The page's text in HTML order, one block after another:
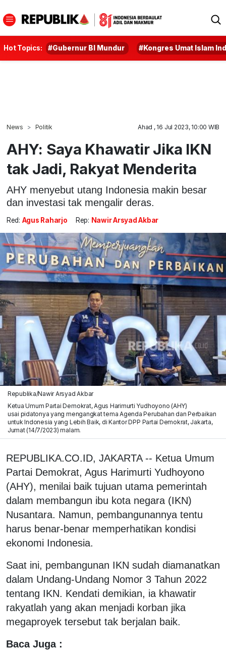
Hot Topics: #Gubernur BI Mundur #Kongres Umat Islam
News Politik Ahad , 16 Jul 2023, 10:00 WIB
AHY: Saya Khawatir Jika IKN
tak Jadi, Rakyat Menderita
AHY menyebut utang Indonesia makin besar
dan investasi tak mengalir deras.
Red: Agus Raharjo Rep: Nawir Arsyad Akbar
Republika/Nawir Arsyad Akbar
Ketua Umum Partai Demokrat, Agus Harimurti Yudhoyono (AHY)
usai pidatonya yang mengangkat tema Agenda Perubahan dan Perbaikan
untuk Indonesia yang Lebih Baik, di Kantor DPP Partai Demokrat, Jakarta,
Jumat (14/7/2023) malam.
REPUBLIKA.CO.ID, JAKARTA -- Ketua Umum
Partai Demokrat, Agus Harimurti Yudhoyono
(AHY), menilai baik tujuan utama pemerintah
dalam membangun ibu kota negara (IKN)
Nusantara. Namun, pembangunannya tentu
harus benar-benar memperhatikan kondisi
ekonomi Indonesia.
Saat ini, pembangunan IKN sudah diamanatkan
dalam Undang-Undang Nomor 3 Tahun 2022
tentang IKN. Kendati demikian, ia khawatir
rakyatlah yang akan menjadi korban jika
megaproyek tersebut tak berjalan baik.
Baca Juga :